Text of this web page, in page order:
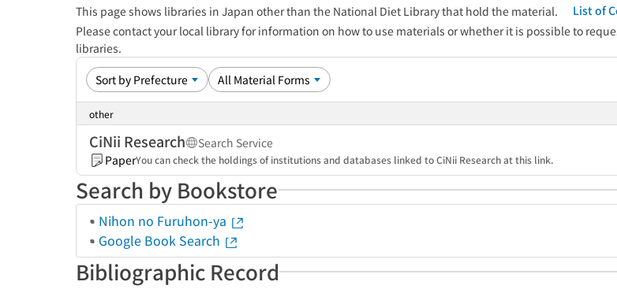
This page shows libraries in Japan other than the National Diet Library that hold the material.
List of
Please contact your local library for information on how to use materials or whether it is possible to
libraries.
other
CiNii Research
Search Service
PaperYou can check the holdings of institutions and databases linked to CiNii Research at this link.
Search by Bookstore
Nihon no Furuhon-ya
Google Book Search
Bibliographic Record